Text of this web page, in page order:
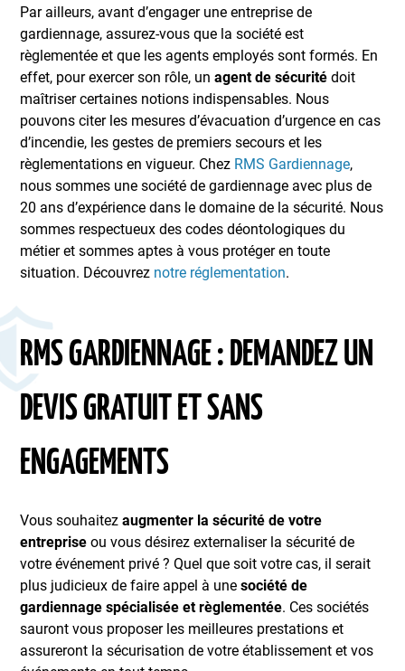
Par ailleurs, avant d’engager une entreprise de
gardiennage, assurez-vous que la société est
règlementée et que les agents employés sont formés. En
effet, pour exercer son rôle, unagent de sécurité doit
maîtriser certaines notions indispensables. Nous
pouvons citer les mesures d’évacuation d’urgence en cas
d’incendie, les gestes de premiers secours et les
règlementations en vigueur. Chez RMS Gardiennage,
nous sommes une société de gardiennage avec plus de
20 ans d’expérience dans le domaine de la sécurité. Nous
sommes respectueux des codes déontologiques du
métier et sommes aptes à vous protéger en toute
situation. Découvrez notre réglementation.
RMS GARDIENNAGE : DEMANDEZ UN
DEVIS GRATUIT ET SANS
ENGAGEMENTS
Vous souhaitezaugmenter la sécurité de votre
entreprise ou vous désirez externaliser la sécurité de
votre événement privé ? Quel que soit votre cas, il serait
plus judicieux de faire appel à unesociété de
gardiennage spécialisée et règlementée. Ces sociétés
sauront vous proposer les meilleures prestations et
assureront la sécurisation de votre établissement et vos